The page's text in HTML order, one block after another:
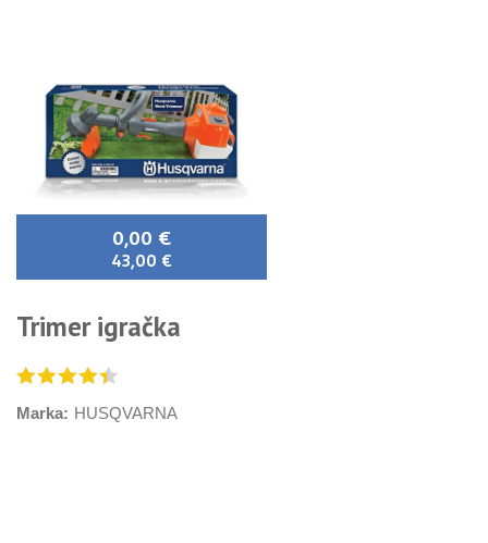
0,00 €
43,00 €
Trimer igračka
Marka: HUSQVARNA